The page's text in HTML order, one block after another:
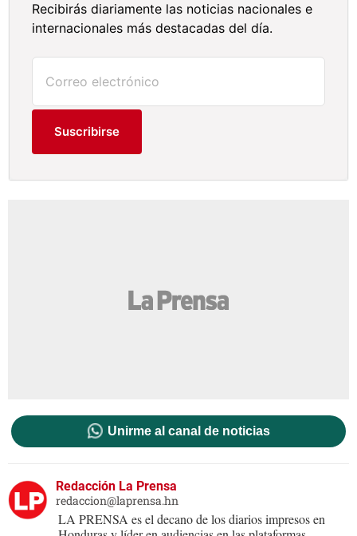
Recibirás diariamente las noticias nacionales e
internacionales más destacadas del día.
Suscribirse
Unirme al canal de noticias
Redacción La Prensa
redaccion@laprensa.hn
LA PRENSA es el decano de los diarios impresos en